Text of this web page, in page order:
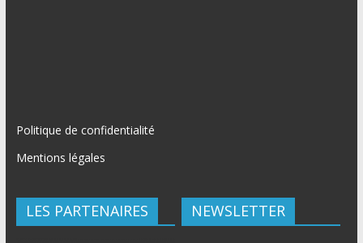
Politique de confidentialité
Mentions légales
LES PARTENAIRES NEWSLETTER